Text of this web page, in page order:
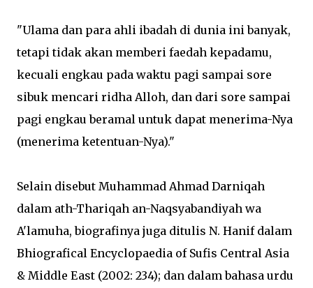
"Ulama dan para ahli ibadah di dunia ini banyak,
tetapi tidak akan memberi faedah kepadamu,
kecuali engkau pada waktu pagi sampai sore
sibuk mencari ridha Alloh, dan dari sore sampai
pagi engkau beramal untuk dapat menerima-Nya
(menerima ketentuan-Nya)."
Selain disebut Muhammad Ahmad Darniqah
dalam ath-Thariqah an-Naqsyabandiyah wa
A'lamuha, biografinya juga ditulis N. Hanif dalam
Bhiografical Encyclopaedia of Sufis Central Asia
& Middle East (2002: 234); dan dalam bahasa urdu